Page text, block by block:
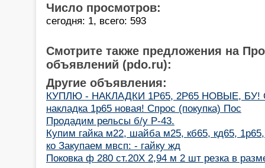
Число просмотров:
сегодня: 1, всего: 593
Смотрите также предложения на
объявлений (pdo.ru):
Другие объявления:
КУПЛЮ - НАКЛАДКИ 1Р65, 2Р65 НОВЫЕ, БУ!
накладка 1р65 новая! Спрос (покупка) Пос
Продадим рельсы б/у Р-43.
Купим гайка м22, шайба м25, кб65, кд65,
ко Закупаем мвсп: - гайку жд
Поковка ф 280 ст.20Х 2,94 м 2 шт резка в